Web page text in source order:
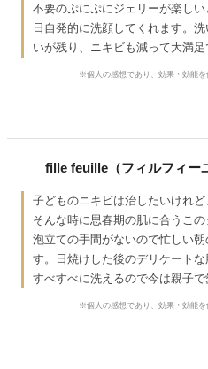
不要のぷにぷにジェリーが楽し
日自発的に洗顔してくれます。
いが残り、ニキビも減って大満足
※個人の感想であり、効果・効能を
fille feuille（フィルフィー
子どものニキビは治したいけれど
そんな時に思春期の肌に合うこ
泡立ての手間がないので忙しい
す。日焼けした後のデリケート
すべすべに洗えるので今は親子で
※個人の感想であり、効果・効能を